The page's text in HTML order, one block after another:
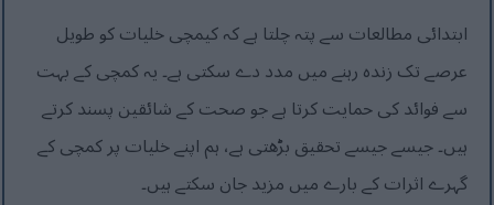
ابتدائی مطالعات سے پتہ چلتا ہے کہ کیمچی خلیات کو طویل
عرصے تک زندہ رہنے میں مدد دے سکتی ہے۔ یہ کمچی کے بہت
سے فوائد کی حمایت کرتا ہے جو صحت کے شائقین پسند کرتے
ہیں۔ جیسے جیسے تحقیق بڑھتی ہے، ہم اپنے خلیات پر کمچی کے
گہرے اثرات کے بارے میں مزید جان سکتے ہیں۔